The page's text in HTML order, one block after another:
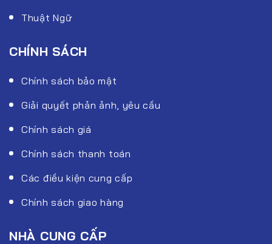
Thuật Ngữ
CHÍNH SÁCH
Chính sách bảo mật
Giải quyết phản ảnh, yêu cầu
Chính sách giá
Chính sách thanh toán
Các điều kiện cung cấp
Chính sách giao hàng
NHÀ CUNG CẤP